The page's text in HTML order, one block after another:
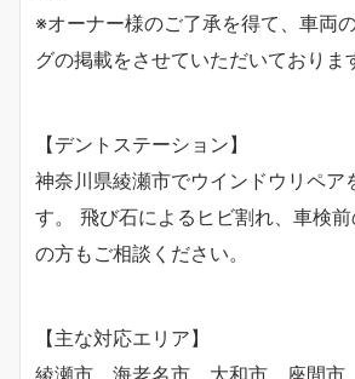
※オーナー様のご了承を得て、車両
グの掲載をさせていただいておりま
【デントステーション】
神奈川県綾瀬市でウインドウリペア
す。 飛び石によるヒビ割れ、車検
の方もご相談ください。
【主な対応エリア】
綾瀬市、海老名市、大和市、座間市